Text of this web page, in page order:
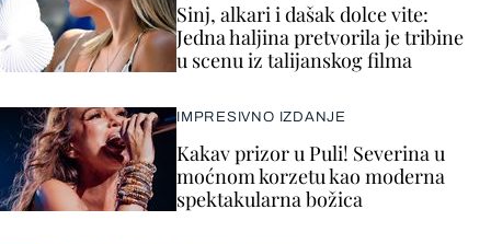
Sinj, alkari i dašak dolce vite:
Jedna haljina pretvorila je tribine
u scenu iz talijanskog filma
IMPRESIVNO IZDANJE
Kakav prizor u Puli! Severina u
moćnom korzetu kao moderna
spektakularna božica